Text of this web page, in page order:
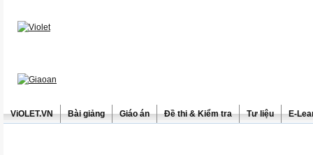
ViOLET.VN Bài giảng Giáo án Đề thi & Kiểm tra Tư liệu E-